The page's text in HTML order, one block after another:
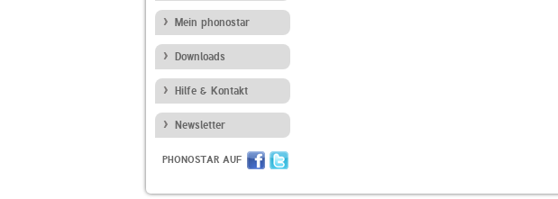
Mein phonostar
Downloads
Hilfe & Kontakt
Newsletter
PHONOSTAR AUF